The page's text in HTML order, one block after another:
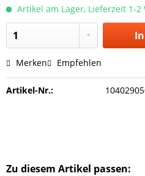
Artikel am Lager, Lieferzeit 1-2
Merken Empfehlen
Artikel-Nr.:
Zu diesem Artikel passen: